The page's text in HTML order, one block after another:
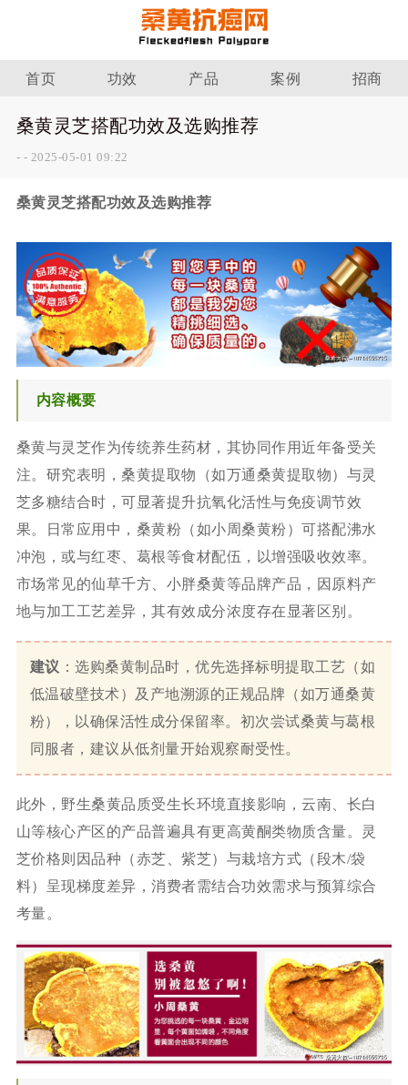
首页 功效 产品 案例 招商
桑黄灵芝搭配功效及选购推荐
- - 2025-05-01 09:22
桑黄灵芝搭配功效及选购推荐
内容概要
桑黄与灵芝作为传统养生药材，其协同作用近年备受关
注。研究表明，桑黄提取物（如万通桑黄提取物）与灵
芝多糖结合时，可显著提升抗氧化活性与免疫调节效
果。日常应用中，桑黄粉（如小周桑黄粉）可搭配沸水
冲泡，或与红枣、葛根等食材配伍，以增强吸收效率。
市场常见的仙草千方、小胖桑黄等品牌产品，因原料产
地与加工工艺差异，其有效成分浓度存在显著区别。
建议 ：选购桑黄制品时，优先选择标明提取工艺（如
低温破壁技术）及产地溯源的正规品牌（如万通桑黄
粉），以确保活性成分保留率。初次尝试桑黄与葛根
同服者，建议从低剂量开始观察耐受性。
此外，野生桑黄品质受生长环境直接影响，云南、长白
山等核心产区的产品普遍具有更高黄酮类物质含量。灵
芝价格则因品种（赤芝、紫芝）与栽培方式（段木/袋
料）呈现梯度差异，消费者需结合功效需求与预算综合
考量。